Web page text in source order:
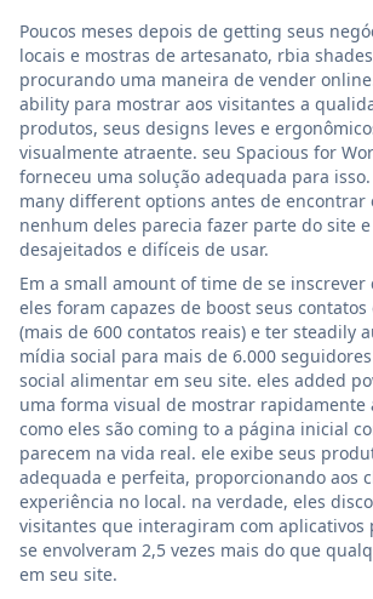
Poucos meses depois de getting seus
locais e mostras de artesanato, rbia
procurando uma maneira de vender
ability para mostrar aos visitantes a
produtos, seus designs leves e
visualmente atraente. seu Spacious for
forneceu uma solução adequada para
many different options antes de encontrar
nenhum deles parecia fazer parte do site
desajeitados e difíceis de usar.
Em a small amount of time de se inscrever
eles foram capazes de boost seus contatos
(mais de 600 contatos reais) e ter steadily
mídia social para mais de 6.000
social alimentar em seu site. eles added
uma forma visual de mostrar rapidamente
como eles são coming to a página inicial
parecem na vida real. ele exibe seus
adequada e perfeita, proporcionando aos
experiência no local. na verdade, eles
visitantes que interagiram com aplicativos
se envolveram 2,5 vezes mais do que
em seu site.